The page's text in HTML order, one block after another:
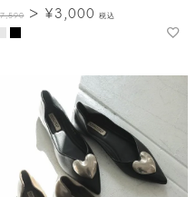
7,590 ¥3,000 税込